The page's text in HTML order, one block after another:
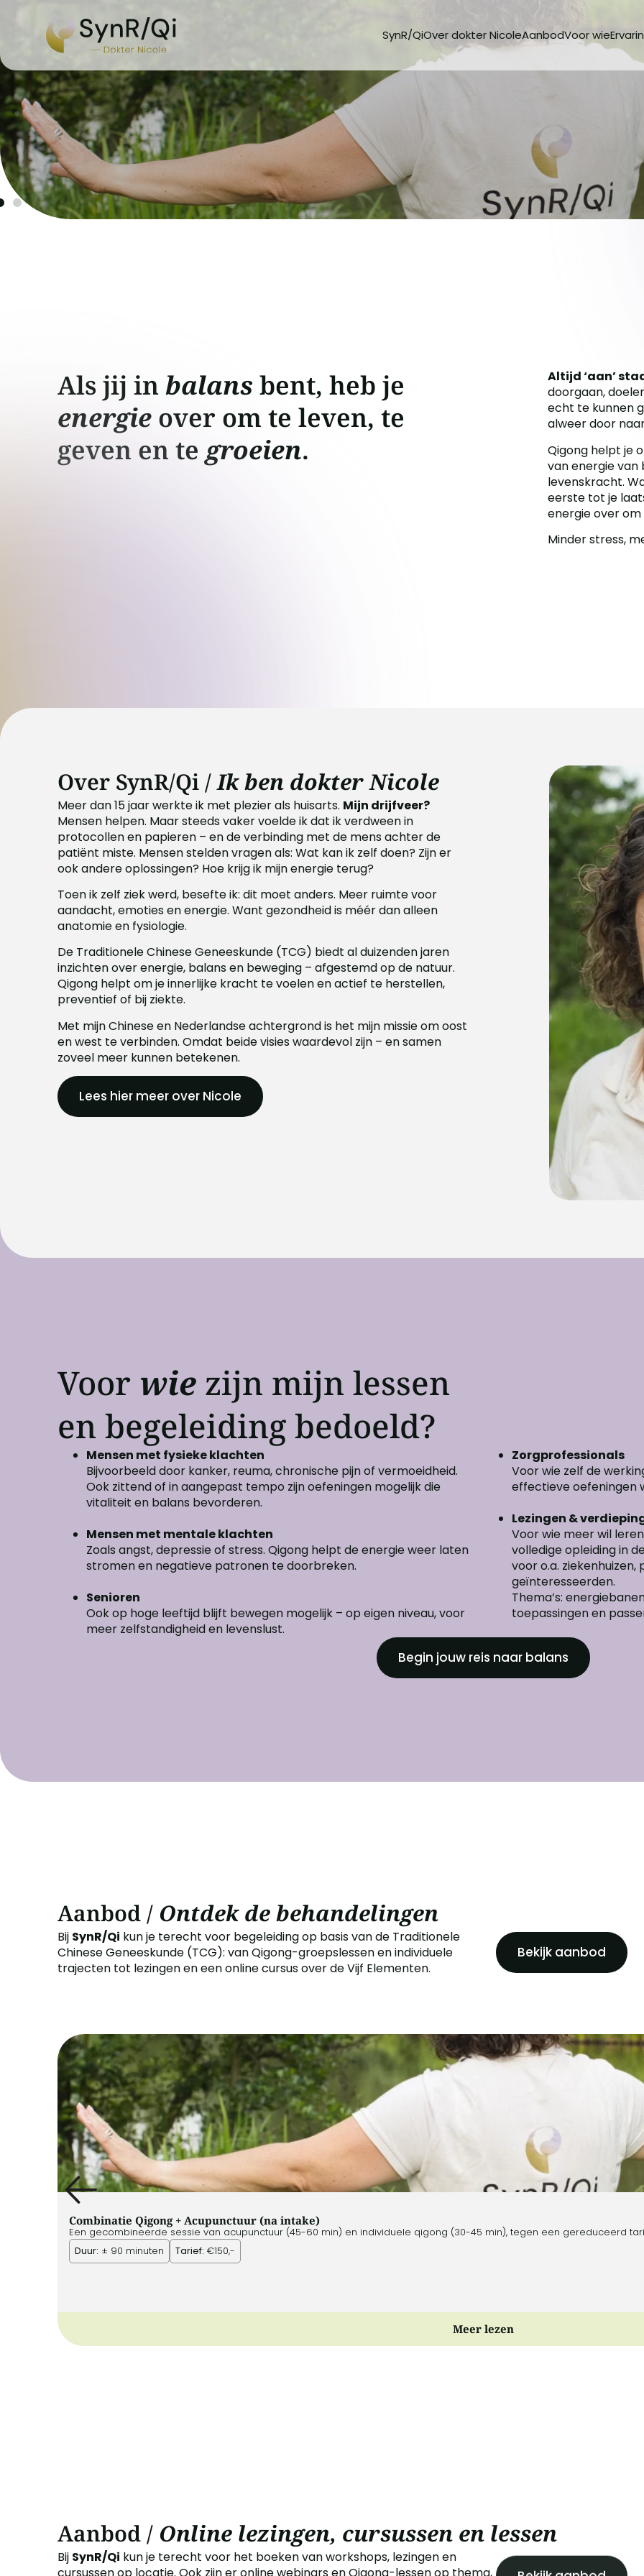
SynR/QiOver dokter NicoleAanbodVoor wie
Minder moe en meer energie:
versterk je innerlijke kracht
met Qigong
Extra energie beter laten stromen door beweging, versterk je
innerlijke kracht:
Dit wil ik ervaren!
Als jij inbalans bent, heb je
energie over om te leven, te
geven en te groeien.
Altijd ‘aan’
doorgaan,
echt te kunnen
alweer door
Qigong helpt je
van energie van
levenskracht.
eerste tot je
energie over
Minder stress,
Over SynR/Qi /Ik ben dokter Nicole
Meer dan 15 jaar werkte ik met plezier als huisarts. Mijn drijfveer?
Mensen helpen. Maar steeds vaker voelde ik dat ik verdween in
protocollen en papieren – en de verbinding met de mens achter de
patiënt miste. Mensen stelden vragen als: Wat kan ik zelf doen? Zijn er
ook andere oplossingen? Hoe krijg ik mijn energie terug?
Toen ik zelf ziek werd, besefte ik: dit moet anders. Meer ruimte voor
aandacht, emoties en energie. Want gezondheid is méér dan alleen
anatomie en fysiologie.
De Traditionele Chinese Geneeskunde (TCG) biedt al duizenden jaren
inzichten over energie, balans en beweging – afgestemd op de natuur.
Qigong helpt om je innerlijke kracht te voelen en actief te herstellen,
preventief of bij ziekte.
Met mijn Chinese en Nederlandse achtergrond is het mijn missie om oost
en west te verbinden. Omdat beide visies waardevol zijn – en samen
zoveel meer kunnen betekenen.
Lees hier meer over Nicole
Voor wie zijn mijn lessen
en begeleiding bedoeld?
Mensen met fysieke klachten
Bijvoorbeeld door kanker, reuma, chronische pijn of vermoeidheid.
Ook zittend of in aangepast tempo zijn oefeningen mogelijk die
vitaliteit en balans bevorderen.
Mensen met mentale klachten
Zoals angst, depressie of stress. Qigong helpt de energie weer laten
stromen en negatieve patronen te doorbreken.
Senioren
Ook op hoge leeftijd blijft bewegen mogelijk – op eigen niveau, voor
meer zelfstandigheid en levenslust.
Zorgprofessionals
Voor wie zelf de
effectieve oefeningen
Lezingen &
Voor wie meer wil
volledige opleiding in
voor o.a.
geïnteresseerden.
Thema’s:
toepassingen en
Begin jouw reis naar balans
Aanbod / Ontdek de behandelingen
Bij SynR/Qi kun je terecht voor begeleiding op basis van de Traditionele
Chinese Geneeskunde (TCG): van Qigong-groepslessen en individuele
trajecten tot lezingen en een online cursus over de Vijf Elementen.
Bekijk aanbod
Combinatie Qigong + Acupunctuur (na intake)
Een gecombineerde sessie van acupunctuur (45-60 min) en individuele qigong (30-45 min), tegen een gereduceerd
Duur: ± 90 minuten Tarief: €150,-
Meer lezen
Aanbod / Online lezingen, cursussen en lessen
Bij SynR/Qi kun je terecht voor het boeken van workshops, lezingen en
cursussen op locatie. Ook zijn er online webinars en Qigong-lessen op thema,
Bekijk aanbod